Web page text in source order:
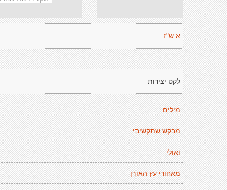
א ש"ז
לקט יצירות
מילים
מבקש שתקשיבי
ואולי
מאחורי עץ האורן